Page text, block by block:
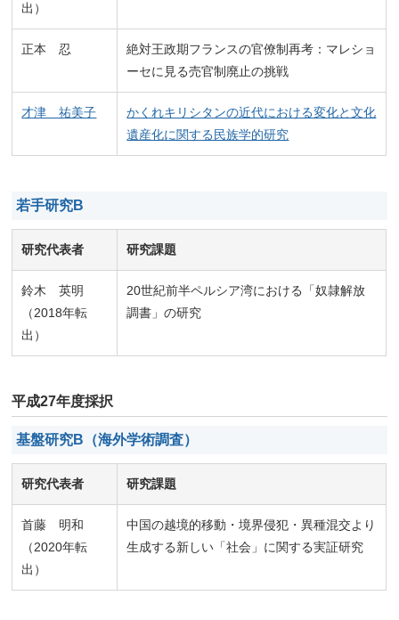
出）
正本 忍
絶対王政期フランスの官僚制再考：マレショ
ーセに見る売官制廃止の挑戦
才津 祐美子
かくれキリシタンの近代における変化と文化
遺産化に関する民族学的研究
若手研究B
研究代表者 研究課題
鈴木 英明
（2018年転
出）
20世紀前半ペルシア湾における「奴隷解放
調書」の研究
平成27年度採択
基盤研究B（海外学術調査）
研究代表者 研究課題
首藤 明和
（2020年転
出）
中国の越境的移動・境界侵犯・異種混交より
生成する新しい「社会」に関する実証研究